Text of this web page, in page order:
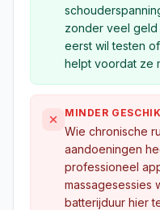
zonder veel
eerst wil testen
helpt voordat ze
MINDER
Wie chronische
aandoeningen
professioneel
massagesessies
batterijduur hier